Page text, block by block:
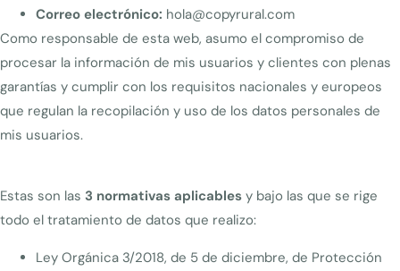
Correo electrónico: hola@copyrural.com
Como responsable de esta web, asumo el compromiso de
procesar la información de mis usuarios y clientes con plenas
garantías y cumplir con los requisitos nacionales y europeos
que regulan la recopilación y uso de los datos personales de
mis usuarios.
Estas son las 3 normativas aplicables y bajo las que se rige
todo el tratamiento de datos que realizo:
Ley Orgánica 3/2018, de 5 de diciembre, de Protección